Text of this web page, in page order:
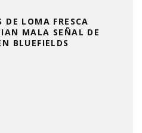
DE LOMA FRESCA
MALA SEÑAL DE
BLUEFIELDS